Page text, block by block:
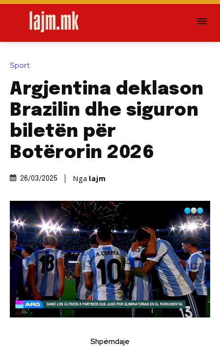
Sport
Argjentina deklason
Brazilin dhe siguron
biletën për
Botërorin 2026
26/03/2025 Nga lajm
Shpërndaje